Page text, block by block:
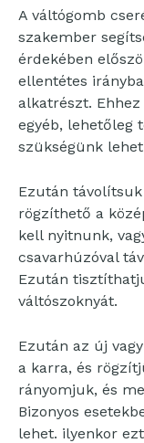
A váltógomb
szakember
érdekében
ellentétes
alkatrészt.
egyéb, lehetőleg
szükségünk
Ezután
rögzíthető a
kell nyitnunk,
csavarhúzóval
Ezután
váltószoknyát.
Ezután az új
a karra, és
rányomjuk, és
Bizonyos
lehet. ilyenkor